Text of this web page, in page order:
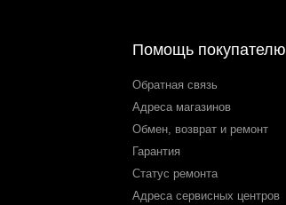
Помощь покупателю
Обратная связь
Адреса магазинов
Обмен, возврат и ремонт
Гарантия
Статус ремонта
Адреса сервисных центров